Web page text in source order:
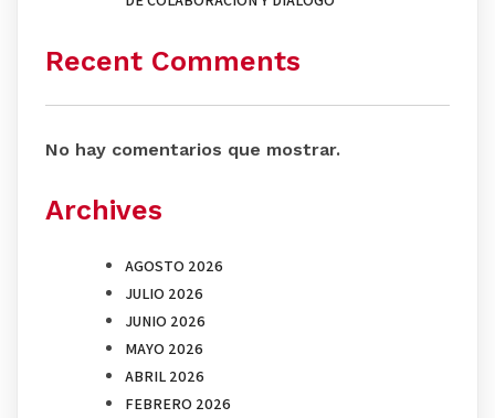
Recent Comments
No hay comentarios que mostrar.
Archives
AGOSTO 2026
JULIO 2026
JUNIO 2026
MAYO 2026
ABRIL 2026
FEBRERO 2026